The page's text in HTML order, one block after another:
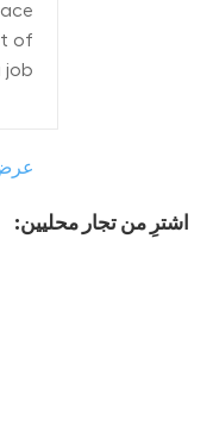
of
اشترِ من تجار محليين: